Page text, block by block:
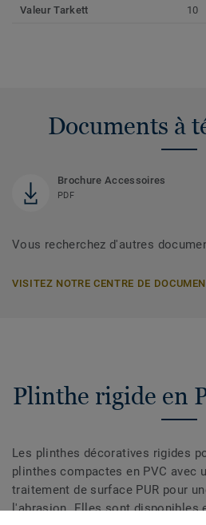
Valeur Tarkett 10
Documents à
Brochure Accessoires
PDF
Vous recherchez d'autres
VISITEZ NOTRE CENTRE DE
Plinthe rigide en
Les plinthes décoratives rigides
plinthes compactes en PVC avec
traitement de surface PUR pour
l'abrasion. Elles sont disponibles